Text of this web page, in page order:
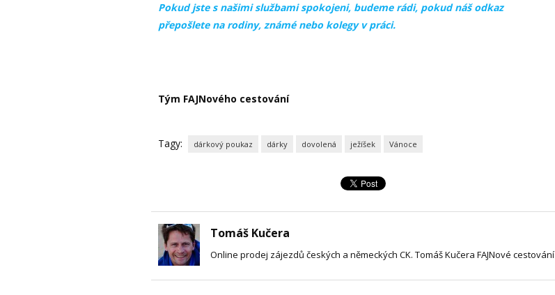
Pokud jste s našimi službami spokojeni, budeme rádi, pokud náš odkaz
přepošlete na rodiny, známé nebo kolegy v práci.
Tým FAJNového cestování
Tagy: dárkový poukaz dárky dovolená ježíšek Vánoce
Tomáš Kučera
Online prodej zájezdů českých a německých CK. Tomáš Kučera FAJNové cestování